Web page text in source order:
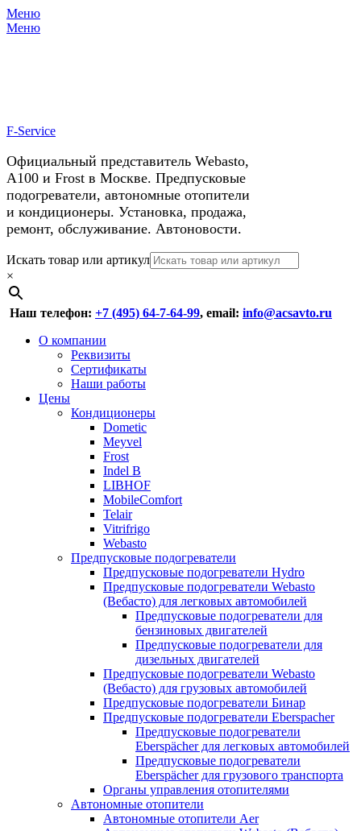
Меню
Меню
F-Service
Официальный представитель Webasto,
А100 и Frost в Москве. Предпусковые
подогреватели, автономные отопители
и кондиционеры. Установка, продажа,
ремонт, обслуживание. Автоновости.
Header
Right
Menu
Перейти
к
содержимому
Искать товар или артикул
×
Наш телефон: +7 (495) 64-7-64-99, email: info@acsavto.ru
Основное
Перейти
содержимому
О компании
Реквизиты
Сертификаты
Наши работы
Цены
Кондиционеры
Dometic
Meyvel
Frost
Indel B
LIBHOF
MobileComfort
Telair
Vitrifrigo
Webasto
Предпусковые подогреватели
Предпусковые подогреватели Hydro
Предпусковые подогреватели Webasto
(Вебасто) для легковых автомобилей
Предпусковые подогреватели для
бензиновых двигателей
Предпусковые подогреватели для
дизельных двигателей
Предпусковые подогреватели Webasto
(Вебасто) для грузовых автомобилей
Предпусковые подогреватели Бинар
Предпусковые подогреватели Eberspacher
Предпусковые подогреватели
Eberspächer для легковых автомобилей
Предпусковые подогреватели
Eberspächer для грузового транспорта
Органы управления отопителями
Автономные отопители
Автономные отопители Аer
У нас космические скидки на